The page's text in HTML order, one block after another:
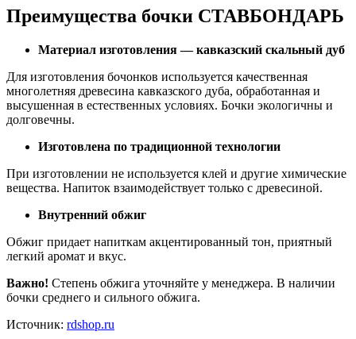
Преимущества бочки СТАВБОНДАРЬ
Материал изготовления — кавказский скальный дуб
Для изготовления бочонков используется качественная
многолетняя древесина кавказского дуба, обработанная и
высушенная в естественных условиях. Бочки экологичны и
долговечны.
Изготовлена по традиционной технологии
При изготовлении не используется клей и другие химические
вещества. Напиток взаимодействует только с древесиной.
Внутренний обжиг
Обжиг придает напиткам акцентированный тон, приятный
легкий аромат и вкус.
Важно! Степень обжига уточняйте у менеджера. В наличии
бочки среднего и сильного обжига.
Источник: rdshop.ru